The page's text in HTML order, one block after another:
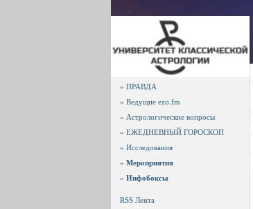
» ПРАВДА
» Ведущие ezo.fm
» Астрологические вопросы
» ЕЖЕДНЕВНЫЙ ГОРОСКОП
» Исследования
» Мероприятия
» Инфобоксы
RSS Лента